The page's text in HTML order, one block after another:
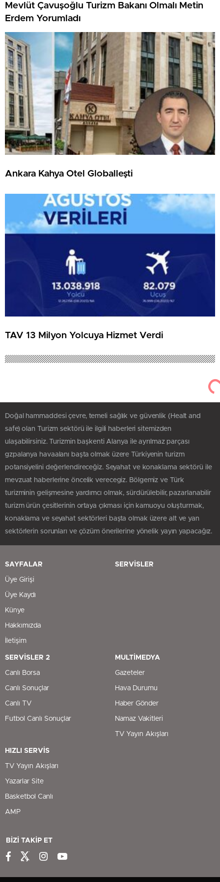
Mevlüt Çavuşoğlu Turizm Bakanı Olmalı Metin
Erdem Yorumladı
Ankara Kahya Otel Globalleşti
TAV 13 Milyon Yolcuya Hizmet Verdi
Doğal hammaddesi çevre, temeli sağlık ve güvenlik (Healt and
safe) olan Turizm sektörü ile ilgili haberleri sitemizden
ulaşabilirsiniz. Turizmin başkenti Alanya ile ayrılmaz parçası
gzpalanya havaalanı başta olmak üzere Türkiyenin turizm
potansiyelini değerlendireceğiz. Seyahat ve konaklama sektörü ile
mevzuat haberlerine öncelik verecegiz. Bölgemiz ve Türk
turizminin gelişmesine yardımcı olmak, sürdürülebilir, pazarlanabilir
turizm ürün çesitlerinin ortaya çıkması için kamuoyu oluşturmak,
konaklama ve seyahat sektörleri başta olmak üzere alt ve yan
sektörlerin sorunları ve çözüm önerilerine yönelik yayın yapacağız.
SAYFALAR
Üye Girişi
Üye Kaydı
Künye
Hakkımızda
İletişim
SERVİSLER
SERVİSLER 2
Canlı Borsa
Canlı Sonuçlar
Canlı TV
Futbol Canlı Sonuçlar
MULTİMEDYA
Gazeteler
Hava Durumu
Haber Gönder
Namaz Vakitleri
TV Yayın Akışları
HIZLI SERVİS
TV Yayın Akışları
Yazarlar Site
Basketbol Canlı
AMP
BİZİ TAKİP ET